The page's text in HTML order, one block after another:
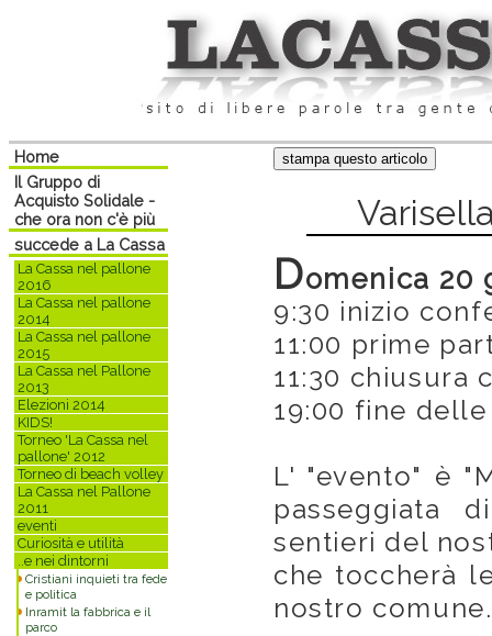
Home
Il Gruppo di
Acquisto Solidale -
che ora non c'è più
succede a La Cassa
La Cassa nel pallone
2016
La Cassa nel pallone
2014
La Cassa nel pallone
2015
La Cassa nel Pallone
2013
Elezioni 2014
KIDS!
Torneo 'La Cassa nel
pallone' 2012
Torneo di beach volley
La Cassa nel Pallone
2011
eventi
Curiosità e utilità
..e nei dintorni
Cristiani inquieti tra fede
e politica
Inramit la fabbrica e il
parco
Domenica 20
9:30 inizio
11:00 prime
11:30 chiusura
19:00 fine
L' "evento" è
passeggiata
sentieri del
che toccherà
nostro comune.